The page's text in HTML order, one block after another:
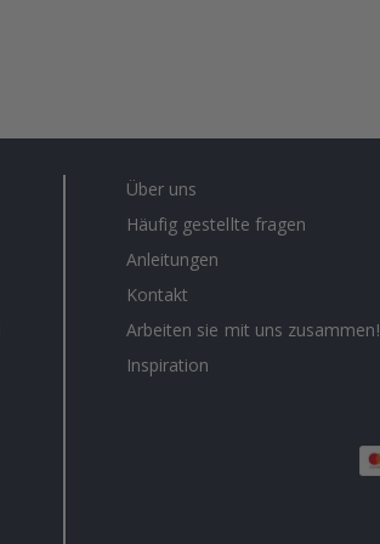
Über uns
Häufig gestellte fragen
Anleitungen
Kontakt
Arbeiten sie mit uns zusammen!
Inspiration